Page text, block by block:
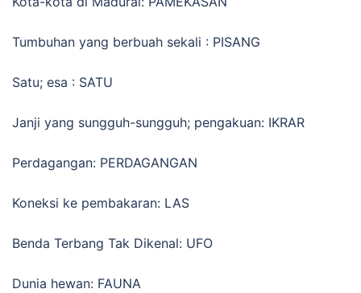
Tumbuhan yang berbuah sekali : PISANG
Satu; esa : SATU
Janji yang sungguh-sungguh; pengakuan: IKRAR
Perdagangan: PERDAGANGAN
Koneksi ke pembakaran: LAS
Benda Terbang Tak Dikenal: UFO
Dunia hewan: FAUNA